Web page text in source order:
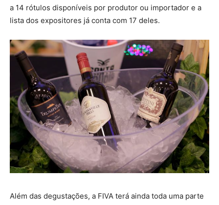
a 14 rótulos disponíveis por produtor ou importador e a
lista dos expositores já conta com 17 deles.
Além das degustações, a FIVA terá ainda toda uma parte